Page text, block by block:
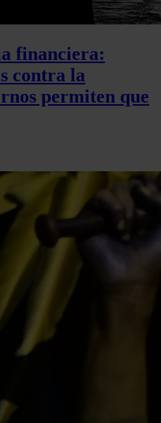
financiera:
contra la
permiten que